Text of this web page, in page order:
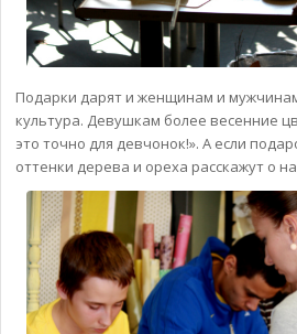
Подарки дарят и женщинам и
культура. Девушкам более весенние
это точно для девчонок!». А если
оттенки дерева и ореха расскажут о